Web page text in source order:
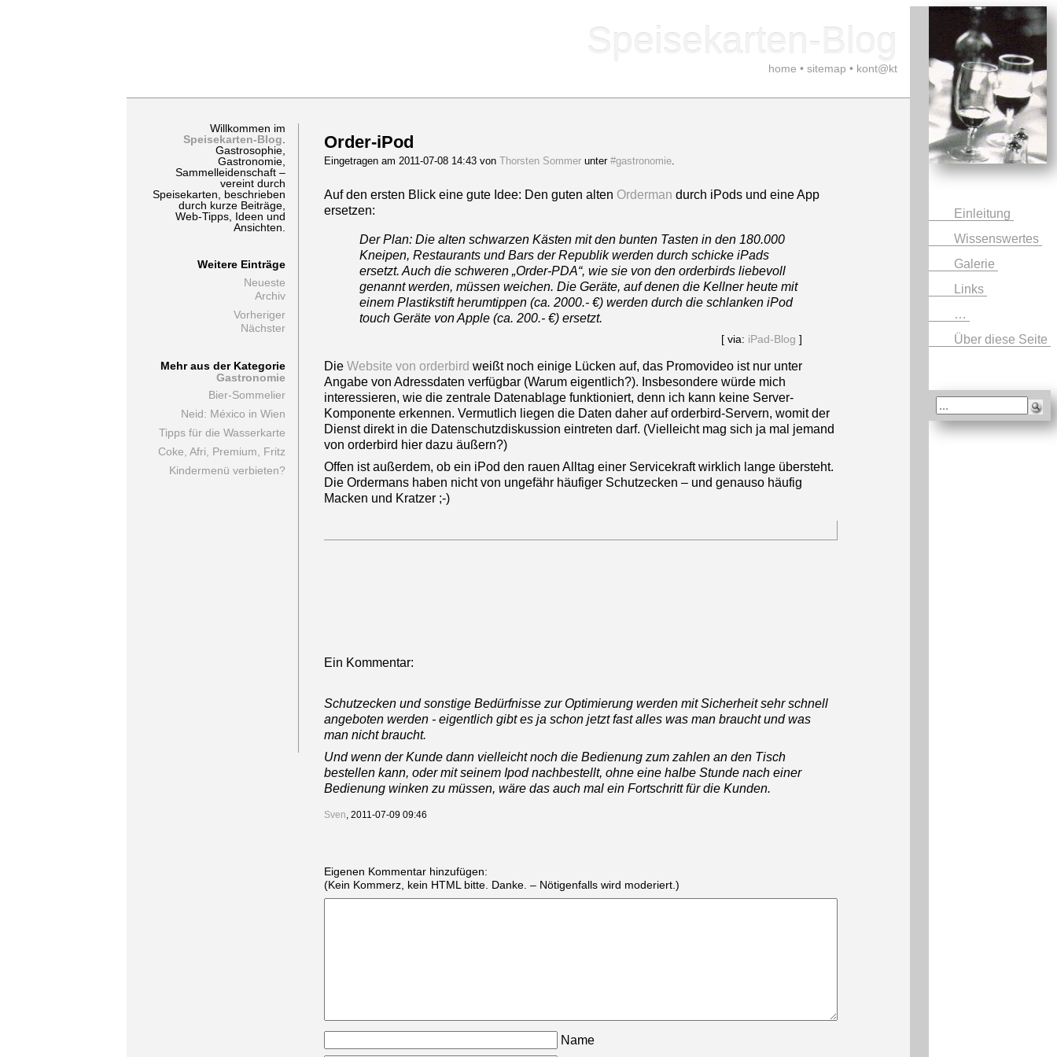
Einleitung
Wissenswertes
Galerie
Links
…
Über diese Seite
Speisekarten-Blog
home • sitemap • kont@kt
Willkommen im
Speisekarten-Blog.
Gastrosophie,
Gastronomie,
Sammelleidenschaft –
vereint durch
Speisekarten, beschrieben
durch kurze Beiträge,
Web-Tipps, Ideen und
Ansichten.
Weitere Einträge
Neueste
Archiv
Vorheriger
Nächster
Mehr aus der Kategorie
Gastronomie
Bier-Sommelier
Neid: México in Wien
Tipps für die Wasserkarte
Coke, Afri, Premium, Fritz
Kindermenü verbieten?
Order-iPod
Eingetragen am 2011-07-08 14:43 vonThorsten Sommer unter#gastronomie.
Auf den ersten Blick eine gute Idee: Den guten alten Orderman durch iPods und eine App
ersetzen:
Der Plan: Die alten schwarzen Kästen mit den bunten Tasten in den 180.000
Kneipen, Restaurants und Bars der Republik werden durch schicke iPads
ersetzt. Auch die schweren „Order-PDA“, wie sie von den orderbirds liebevoll
genannt werden, müssen weichen. Die Geräte, auf denen die Kellner heute mit
einem Plastikstift herumtippen (ca. 2000.- €) werden durch die schlanken iPod
touch Geräte von Apple (ca. 200.- €) ersetzt.
[ via: iPad-Blog ]
DieWebsite von orderbird weißt noch einige Lücken auf, das Promovideo ist nur unter
Angabe von Adressdaten verfügbar (Warum eigentlich?). Insbesondere würde mich
interessieren, wie die zentrale Datenablage funktioniert, denn ich kann keine Server-
Komponente erkennen. Vermutlich liegen die Daten daher auf orderbird-Servern, womit der
Dienst direkt in die Datenschutzdiskussion eintreten darf. (Vielleicht mag sich ja mal jemand
von orderbird hier dazu äußern?)
Offen ist außerdem, ob ein iPod den rauen Alltag einer Servicekraft wirklich lange übersteht.
Die Ordermans haben nicht von ungefähr häufiger Schutzecken – und genauso häufig
Macken und Kratzer ;-)
Ein Kommentar:
Schutzecken und sonstige Bedürfnisse zur Optimierung werden mit Sicherheit sehr schnell
angeboten werden - eigentlich gibt es ja schon jetzt fast alles was man braucht und was
man nicht braucht.
Und wenn der Kunde dann vielleicht noch die Bedienung zum zahlen an den Tisch
bestellen kann, oder mit seinem Ipod nachbestellt, ohne eine halbe Stunde nach einer
Bedienung winken zu müssen, wäre das auch mal ein Fortschritt für die Kunden.
Sven, 2011-07-09 09:46
Eigenen Kommentar hinzufügen:
(Kein Kommerz, kein HTML bitte. Danke. – Nötigenfalls wird moderiert.)
Name